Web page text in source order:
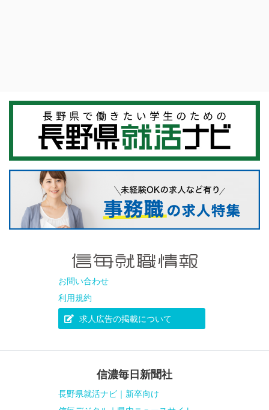
お問い合わせ
利用規約
求人広告の掲載について
信濃毎日新聞社
長野県就活ナビ｜新卒向け